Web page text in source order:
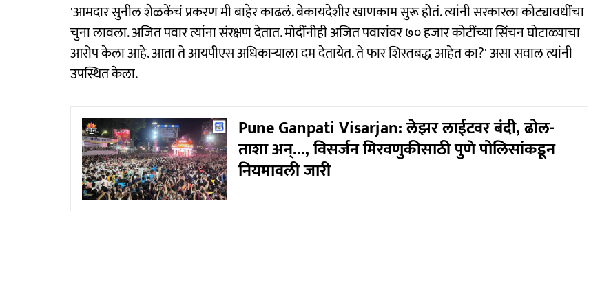
'आमदार सुनील शेळकेंचं प्रकरण मी बाहेर काढलं. बेकायदेशीर खाणकाम सुरू होतं. त्यांनी सरकारला कोट्यावधींचा
चुना लावला. अजित पवार त्यांना संरक्षण देतात. मोदींनीही अजित पवारांवर ७० हजार कोटींच्या सिंचन घोटाळ्याचा
आरोप केला आहे. आता ते आयपीएस अधिकाऱ्याला दम देतायेत. ते फार शिस्तबद्ध आहेत का?' असा सवाल त्यांनी
उपस्थित केला.
Pune Ganpati Visarjan: लेझर लाईटवर बंदी, ढोल-
ताशा अन्..., विसर्जन मिरवणुकीसाठी पुणे पोलिसांकडून
नियमावली जारी